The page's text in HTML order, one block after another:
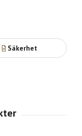
Säkerhet